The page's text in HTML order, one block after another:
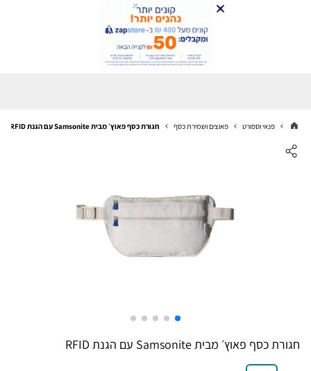
פנאי וספורט פאוצים ושמירת כסף חגורת כסף פאוץ׳ מבית Samsonite עם הגנת RFID
חגורת כסף פאוץ׳ מבית Samsonite עם הגנת RFID